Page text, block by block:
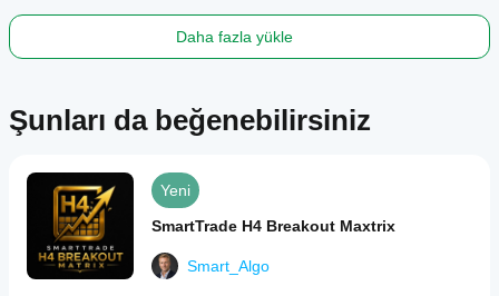
Daha fazla yükle
Şunları da beğenebilirsiniz
Yeni
SmartTrade H4 Breakout Maxtrix
Smart_Algo